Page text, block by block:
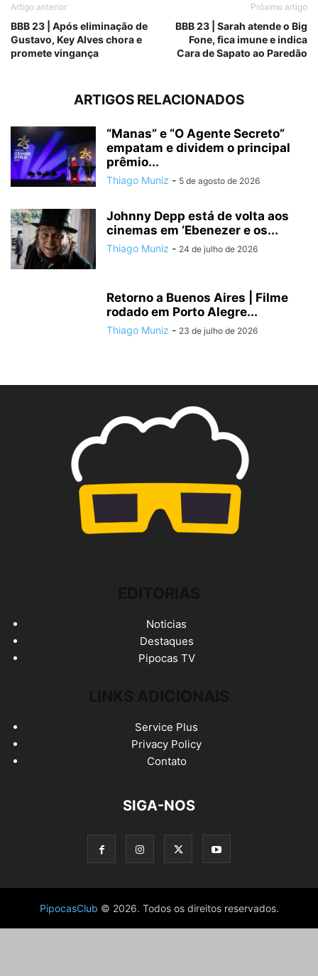
Artigo anterior
BBB 23 | Após eliminação de
Gustavo, Key Alves chora e
promete vingança
Próximo artigo
BBB 23 | Sarah atende o Big
Fone, fica imune e indica
Cara de Sapato ao Paredão
ARTIGOS RELACIONADOS
“Manas” e “O Agente Secreto”
empatam e dividem o principal
prêmio...
Thiago Muniz - 5 de agosto de 2026
Johnny Depp está de volta aos
cinemas em ‘Ebenezer e os...
Thiago Muniz - 24 de julho de 2026
Retorno a Buenos Aires | Filme
rodado em Porto Alegre...
Thiago Muniz - 23 de julho de 2026
Noticias
Destaques
Pipocas TV
Service Plus
Privacy Policy
Contato
SIGA-NOS
PipocasClub © 2026. Todos os direitos reservados.